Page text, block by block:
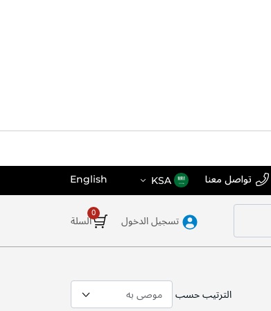
تواصل معنا اختر
المتجر
KSA
English
السلة تسجيل الدخول
الترتيب حسب